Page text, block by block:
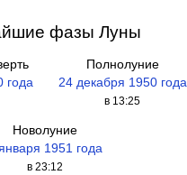
фазы Луны
года
Полнолуние
24 декабря 1950 года
в 13:25
Новолуние
1951 года
в 23:12